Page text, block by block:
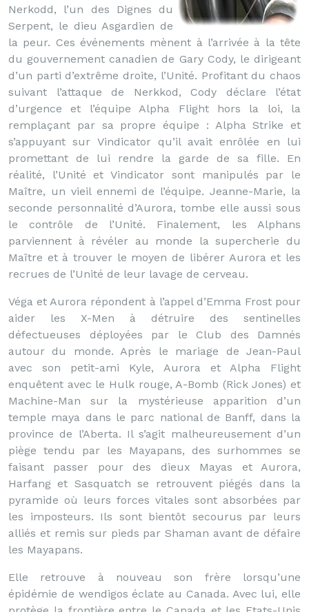
Nerkodd, l’un des Dignes du
Serpent, le dieu Asgardien de
la peur. Ces événements mènent à l’arrivée à la tête
du gouvernement canadien de Gary Cody, le dirigeant
d’un parti d’extrême droite, l’Unité. Profitant du chaos
suivant l’attaque de Nerkkod, Cody déclare l’état
d’urgence et l’équipe Alpha Flight hors la loi, la
remplaçant par sa propre équipe : Alpha Strike et
s’appuyant sur Vindicator qu’il avait enrôlée en lui
promettant de lui rendre la garde de sa fille. En
réalité, l’Unité et Vindicator sont manipulés par le
Maître, un vieil ennemi de l’équipe. Jeanne-Marie, la
seconde personnalité d’Aurora, tombe elle aussi sous
le contrôle de l’Unité. Finalement, les Alphans
parviennent à révéler au monde la supercherie du
Maître et à trouver le moyen de libérer Aurora et les
recrues de l’Unité de leur lavage de cerveau.
Véga et Aurora répondent à l’appel d’Emma Frost pour
aider les X-Men à détruire des sentinelles
défectueuses déployées par le Club des Damnés
autour du monde. Après le mariage de Jean-Paul
avec son petit-ami Kyle, Aurora et Alpha Flight
enquêtent avec le Hulk rouge, A-Bomb (Rick Jones) et
Machine-Man sur la mystérieuse apparition d’un
temple maya dans le parc national de Banff, dans la
province de l’Aberta. Il s’agit malheureusement d’un
piège tendu par les Mayapans, des surhommes se
faisant passer pour des dieux Mayas et Aurora,
Harfang et Sasquatch se retrouvent piégés dans la
pyramide où leurs forces vitales sont absorbées par
les imposteurs. Ils sont bientôt secourus par leurs
alliés et remis sur pieds par Shaman avant de défaire
les Mayapans.
Elle retrouve à nouveau son frère lorsqu’une
épidémie de wendigos éclate au Canada. Avec lui, elle